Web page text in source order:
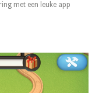
met een leuke app